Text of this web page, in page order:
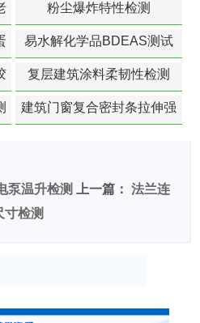
粉尘爆炸特性检测
易水解化学品BDEAS测试
复层建筑涂料柔韧性检测
建筑门窗复合密封条拉伸强
泵温升检测 上一篇： 法兰连
寸检测